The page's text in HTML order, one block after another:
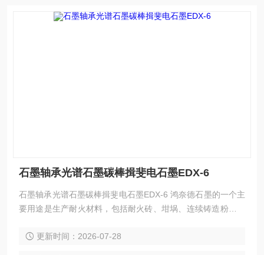
石墨轴承光谱石墨碳棒揖斐电石墨EDX-6
石墨轴承光谱石墨碳棒揖斐电石墨EDX-6 鸿奈德石墨的一个主
要用途是生产耐火材料，包括耐火砖、坩埚、连续铸造粉、铸
两个重要的变化是镁碳砖在炼钢炉 内衬中被广泛应用，以及铝
更新时间：2026-07-28